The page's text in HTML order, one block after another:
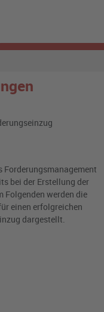
Forderungsmanagement
bei der Erstellung der
Folgenden werden die
einen erfolgreichen
dargestellt.